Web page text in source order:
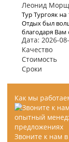
Леонид
Тур Тургояк на
Отдых был
благодаря Вам
эмоций. В это
снова.
что
больше не
Дата: 2026-
Качество
Стоимость
Сроки
Как мы
Звоните к нам